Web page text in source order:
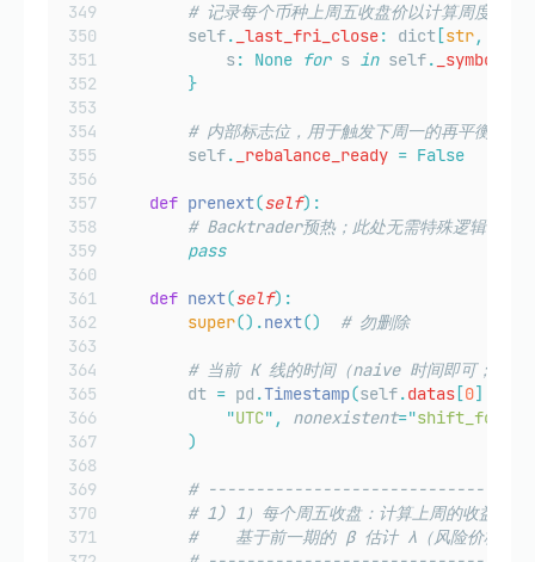
# 记录每个币种上周五收盘价以计算周度收益
        self
. _last_fri_close: dict [str,
            s
: None for s in self.
}
# 内部标志位，用于触发下周一的再平衡操作
        self
. _rebalance_ready = False
def prenext(self):
# Backtrader预热；此处无需特殊逻辑。
pass
def next(self):
super().next() # 勿删除
# 当前 K 线的时间（naive 时间即可；
        dt
= pd .Timestamp(self.datas [0].
"UTC" , nonexistent="
)
#
# 1) 1）每个周五收盘：计算上周的收益与因
#    基于前一期的 β 估计 λ（风险价格），